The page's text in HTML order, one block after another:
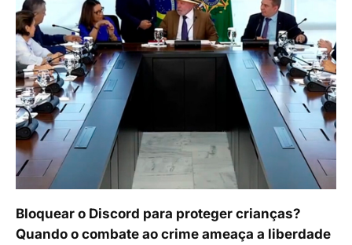
Bloquear o Discord para proteger crianças?
Quando o combate ao crime ameaça a liberdade